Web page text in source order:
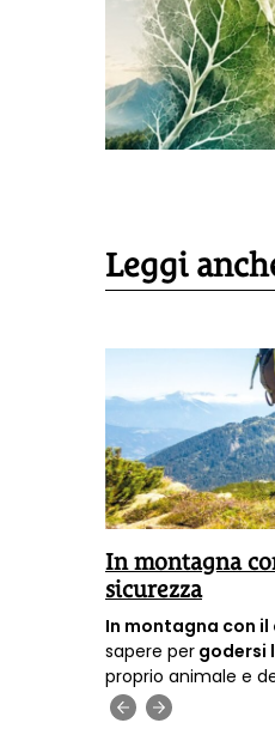
Leggi
In montagna
sicurezza
In montagna con il
sapere per godersi
proprio animale e
di dog-trekking